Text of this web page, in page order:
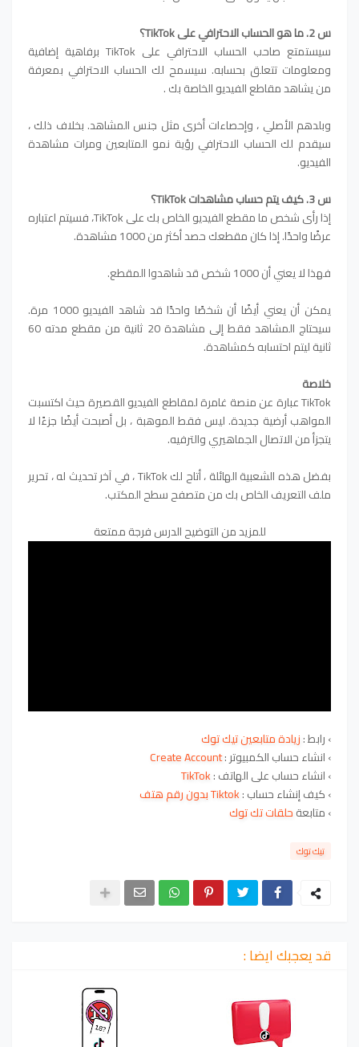
س 2. ما هو الحساب الاحترافي على TikTok؟
سيستمتع صاحب الحساب الاحترافي على TikTok برفاهية إضافية
ومعلومات تتعلق بحسابه. سيسمح لك الحساب الاحترافي بمعرفة
من يشاهد مقاطع الفيديو الخاصة بك .
وبلدهم الأصلي ، وإحصاءات أخرى مثل جنس المشاهد. بخلاف ذلك ،
سيقدم لك الحساب الاحترافي رؤية نمو المتابعين ومرات مشاهدة
الفيديو.
س 3. كيف يتم حساب مشاهدات TikTok؟
إذا رأى شخص ما مقطع الفيديو الخاص بك على TikTok، فسيتم اعتباره
عرضًا واحدًا. إذا كان مقطعك حصد أكثر من 1000 مشاهدة.
فهذا لا يعني أن 1000 شخص قد شاهدوا المقطع.
يمكن أن يعني أيضًا أن شخصًا واحدًا قد شاهد الفيديو 1000 مرة.
سيحتاج المشاهد فقط إلى مشاهدة 20 ثانية من مقطع مدته 60
ثانية ليتم احتسابه كمشاهدة.
خلاصة
TikTok عبارة عن منصة غامرة لمقاطع الفيديو القصيرة حيث اكتسبت
المواهب أرضية جديدة. ليس فقط الموهبة ، بل أصبحت أيضًا جزءًا لا
يتجزأ من الاتصال الجماهيري والترفيه.
بفضل هذه الشعبية الهائلة ، أتاح لك TikTok ، في آخر تحديث له ، تحرير
ملف التعريف الخاص بك من متصفح سطح المكتب.
للمزيد من التوضيح الدرس فرجة ممتعة
›رابط:زيادة متابعين تيك توك
›انشاء حسابالكمبيوتر :Create Account
›انشاء حساب على الهاتف :TikTok
›كيف إنشاء حساب :Tiktok بدون رقم هتف
›متابعةحلقات تك توك
تيك توك
قد يعجبك ايضا :